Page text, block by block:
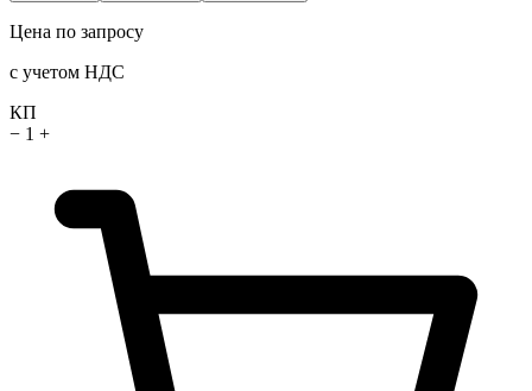
Цена по запросу
с учетом НДС
КП
− 1 +